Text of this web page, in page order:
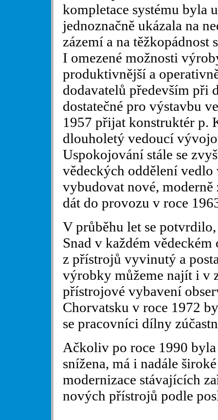
kompletace systému byla
jednoznačně ukázala na
zázemí a na
I omezené možnosti
produktivnější a
dodavatelů především při
dostatečné pro výstavbu
1957 přijat konstruktér p.
dlouholetý vedoucí
Uspokojování stále se
vědeckých oddělení
vybudovat nové,
dát do provozu v roce
V průběhu let se
Snad v každém
z přístrojů vyvinutý a
výrobky můžeme najít i v
přístrojové vybavení
Chorvatsku v roce 1972
se pracovníci dílny
Ačkoliv po roce 1990
snížena, má i nadále
modernizace stávajících
nových přístrojů podle